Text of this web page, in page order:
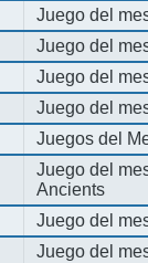
Juego del
Juego del
Juego del
Juego del
Juegos del
Juego del
Ancients
Juego del
Juego del